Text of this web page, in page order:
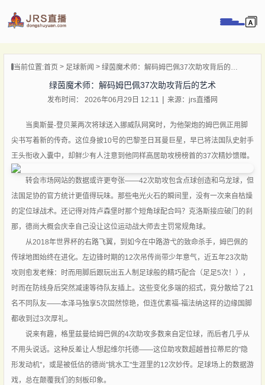
播当前位置:首页 足球新闻 绿茵魔术师：解码姆巴佩37次助攻背后的艺术
绿茵魔术师：解码姆巴佩37次助攻背后的艺术
发布时间： 2026年06月29日 12:11 来源：jrs直播网
当奥斯曼-登贝莱两次将球送入挪威队网窝时，为他架炮的姆巴佩正用脚
尖书写着新的传奇。这位身披10号的巴黎圣日耳曼巨星，早已将法国队史射手
王头衔收入囊中，却鲜少有人注意到他同样高居助攻榜榜首的37次精妙馈赠。
转会市场网站的数据或许更夸张——42次助攻包含点球创造和乌龙球，但
法国足协的官方统计更值得玩味。那些电光火石的瞬间里，没有一次来自枯燥
的定位球战术。还记得对阵卢森堡时那个短角球配合吗？克洛斯接应破门的刹
那，德尚大概会庆幸自己没让这位运动战大师去主罚常规角球。
从2018年世界杯的右路飞翼，到如今在中路游弋的致命杀手，姆巴佩的
传球地图始终在进化。左边锋时期的12次吊传尚带少年意气，近五年23次助
攻则愈发老辣：时而用脚后跟玩出五人制足球般的精巧配合（足足5次！），
时而在防线身后突然减速等待队友插上。这些变化多端的招式，竟分散给了21
名不同队友——本泽马独享5次固然惊艳，但连优素福-福法纳这样的边缘国脚
都收到过3次厚礼。
说来有趣，格里兹曼给姆巴佩的4次助攻多数来自定位球，而后者几乎从
不用头说话。这种反差让人想起维尔托德——这位助攻数超越普拉蒂尼的"隐
形发动机"，或是被低估的德尚"挑水工"生涯里的12次妙传。足球场上的数据游
戏，总在颠覆我们的刻板印象。